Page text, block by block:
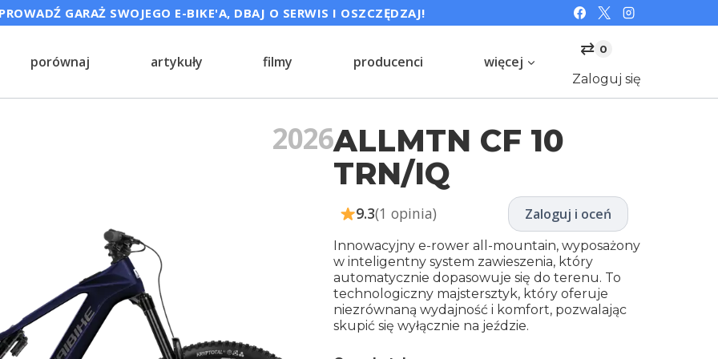
GARAŻ SWOJEGO E-BIKE'A, DBAJ O SERWIS I OSZCZĘDZAJ!
porównaj artykuły filmy producenci więcej
⇄ 0
Zaloguj się
2026ALLMTN CF 10
TRN/IQ
9.3(1 opinia) Zaloguj i oceń
Innowacyjny e-rower all-mountain, wyposażony
w inteligentny system zawieszenia, który
automatycznie dopasowuje się do terenu. To
technologiczny majstersztyk, który oferuje
niezrównaną wydajność i komfort, pozwalając
skupić się wyłącznie na jeździe.